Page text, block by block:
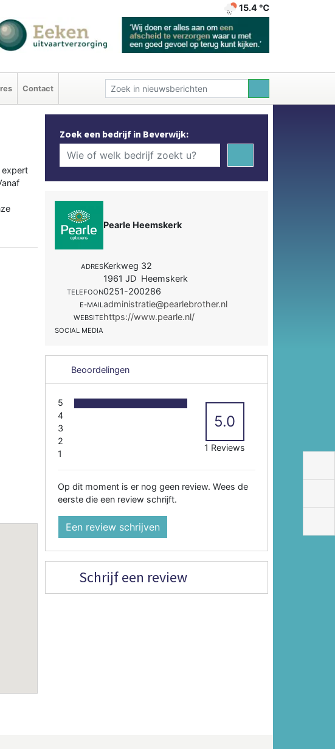
15.4 ℃
Contact
expert
Zoek een bedrijf in Beverwijk:
Pearle Heemskerk
ADRESKerkweg 32
1961 JD Heemskerk
TELEFOON0251-200286
E-MAILadministratie@pearlebrother.nl
WEBSITEhttps://www.pearle.nl/
SOCIAL MEDIA
Beoordelingen
5
4
3
2
1
5.0
1 Reviews
Op dit moment is er nog geen review. Wees de
eerste die een review schrijft.
Een review schrijven
Schrijf een review